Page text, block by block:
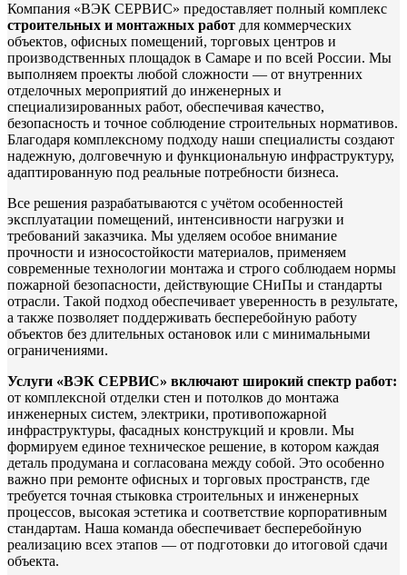
Компания «ВЭК СЕРВИС» предоставляет полный комплекс
строительных и монтажных работ для коммерческих
объектов, офисных помещений, торговых центров и
производственных площадок в Самаре и по всей России. Мы
выполняем проекты любой сложности — от внутренних
отделочных мероприятий до инженерных и
специализированных работ, обеспечивая качество,
безопасность и точное соблюдение строительных нормативов.
Благодаря комплексному подходу наши специалисты создают
надежную, долговечную и функциональную инфраструктуру,
адаптированную под реальные потребности бизнеса.
Все решения разрабатываются с учётом особенностей
эксплуатации помещений, интенсивности нагрузки и
требований заказчика. Мы уделяем особое внимание
прочности и износостойкости материалов, применяем
современные технологии монтажа и строго соблюдаем нормы
пожарной безопасности, действующие СНиПы и стандарты
отрасли. Такой подход обеспечивает уверенность в результате,
а также позволяет поддерживать бесперебойную работу
объектов без длительных остановок или с минимальными
ограничениями.
Услуги «ВЭК СЕРВИС» включают широкий спектр работ:
от комплексной отделки стен и потолков до монтажа
инженерных систем, электрики, противопожарной
инфраструктуры, фасадных конструкций и кровли. Мы
формируем единое техническое решение, в котором каждая
деталь продумана и согласована между собой. Это особенно
важно при ремонте офисных и торговых пространств, где
требуется точная стыковка строительных и инженерных
процессов, высокая эстетика и соответствие корпоративным
стандартам. Наша команда обеспечивает бесперебойную
реализацию всех этапов — от подготовки до итоговой сдачи
объекта.